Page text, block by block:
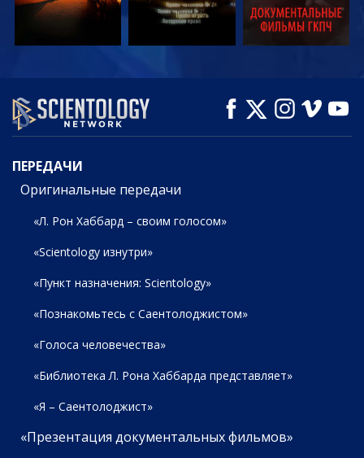
СМОТРЕТЬ СМОТРЕТЬ
СМОТРЕТЬ
ПЕРЕДАЧИ
ПЕРЕДАЧИ
Оригинальные передачи
«Л. Рон Хаббард – своим голосом»
«Scientology изнутри»
«Пункт назначения: Scientology»
«Познакомьтесь с Саентолоджистом»
«Голоса человечества»
«Библиотека Л. Рона Хаббарда представляет»
«Я – Саентолоджист»
«Презентация документальных фильмов»